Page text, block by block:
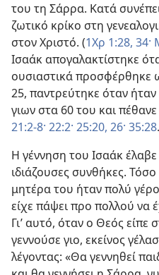
του τη Σάρρα. Κατά
ζωτικό κρίκο στη
στον Χριστό. (1Χρ 1:28, 34·
Ισαάκ απογαλακτίστηκε
ουσιαστικά προσφέρθηκε
25, παντρεύτηκε όταν
γιων στα 60 του και
21:2-8· 22:2· 25:20, 26· 35:28.
Η γέννηση του Ισαάκ
ιδιάζουσες συνθήκες.
μητέρα του ήταν πολύ
είχε πάψει προ πολλού να
Γι’ αυτό, όταν ο Θεός
γεννούσε γιο, εκείνος
λέγοντας: «Θα γεννηθεί